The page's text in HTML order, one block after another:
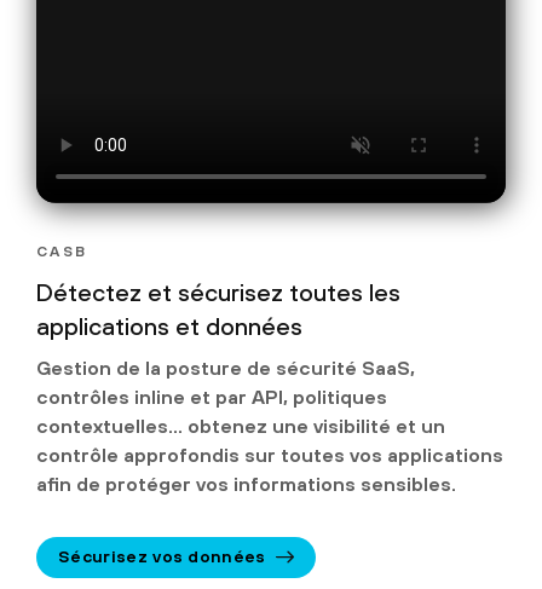
CASB
Détectez et sécurisez toutes les
applications et données
Gestion de la posture de sécurité SaaS,
contrôles inline et par API, politiques
contextuelles… obtenez une visibilité et un
contrôle approfondis sur toutes vos applications
afin de protéger vos informations sensibles.
Sécurisez vos données